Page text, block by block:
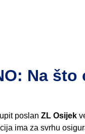
Na
poslan ZL Osijek
ima za svrhu